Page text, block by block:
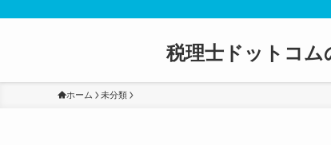
税理士ドットコム
ホーム 未分類